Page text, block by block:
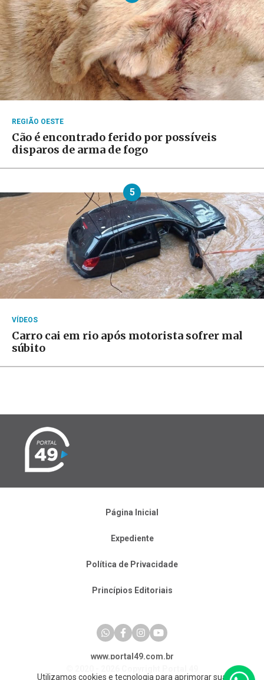
REGIÃO OESTE
Cão é encontrado ferido por possíveis
disparos de arma de fogo
5
VÍDEOS
Carro cai em rio após motorista sofrer mal
súbito
Página Inicial
Expediente
Política de Privacidade
Princípios Editoriais
www.portal49.com.br
Utilizamos cookies e tecnologia para aprimorar sua